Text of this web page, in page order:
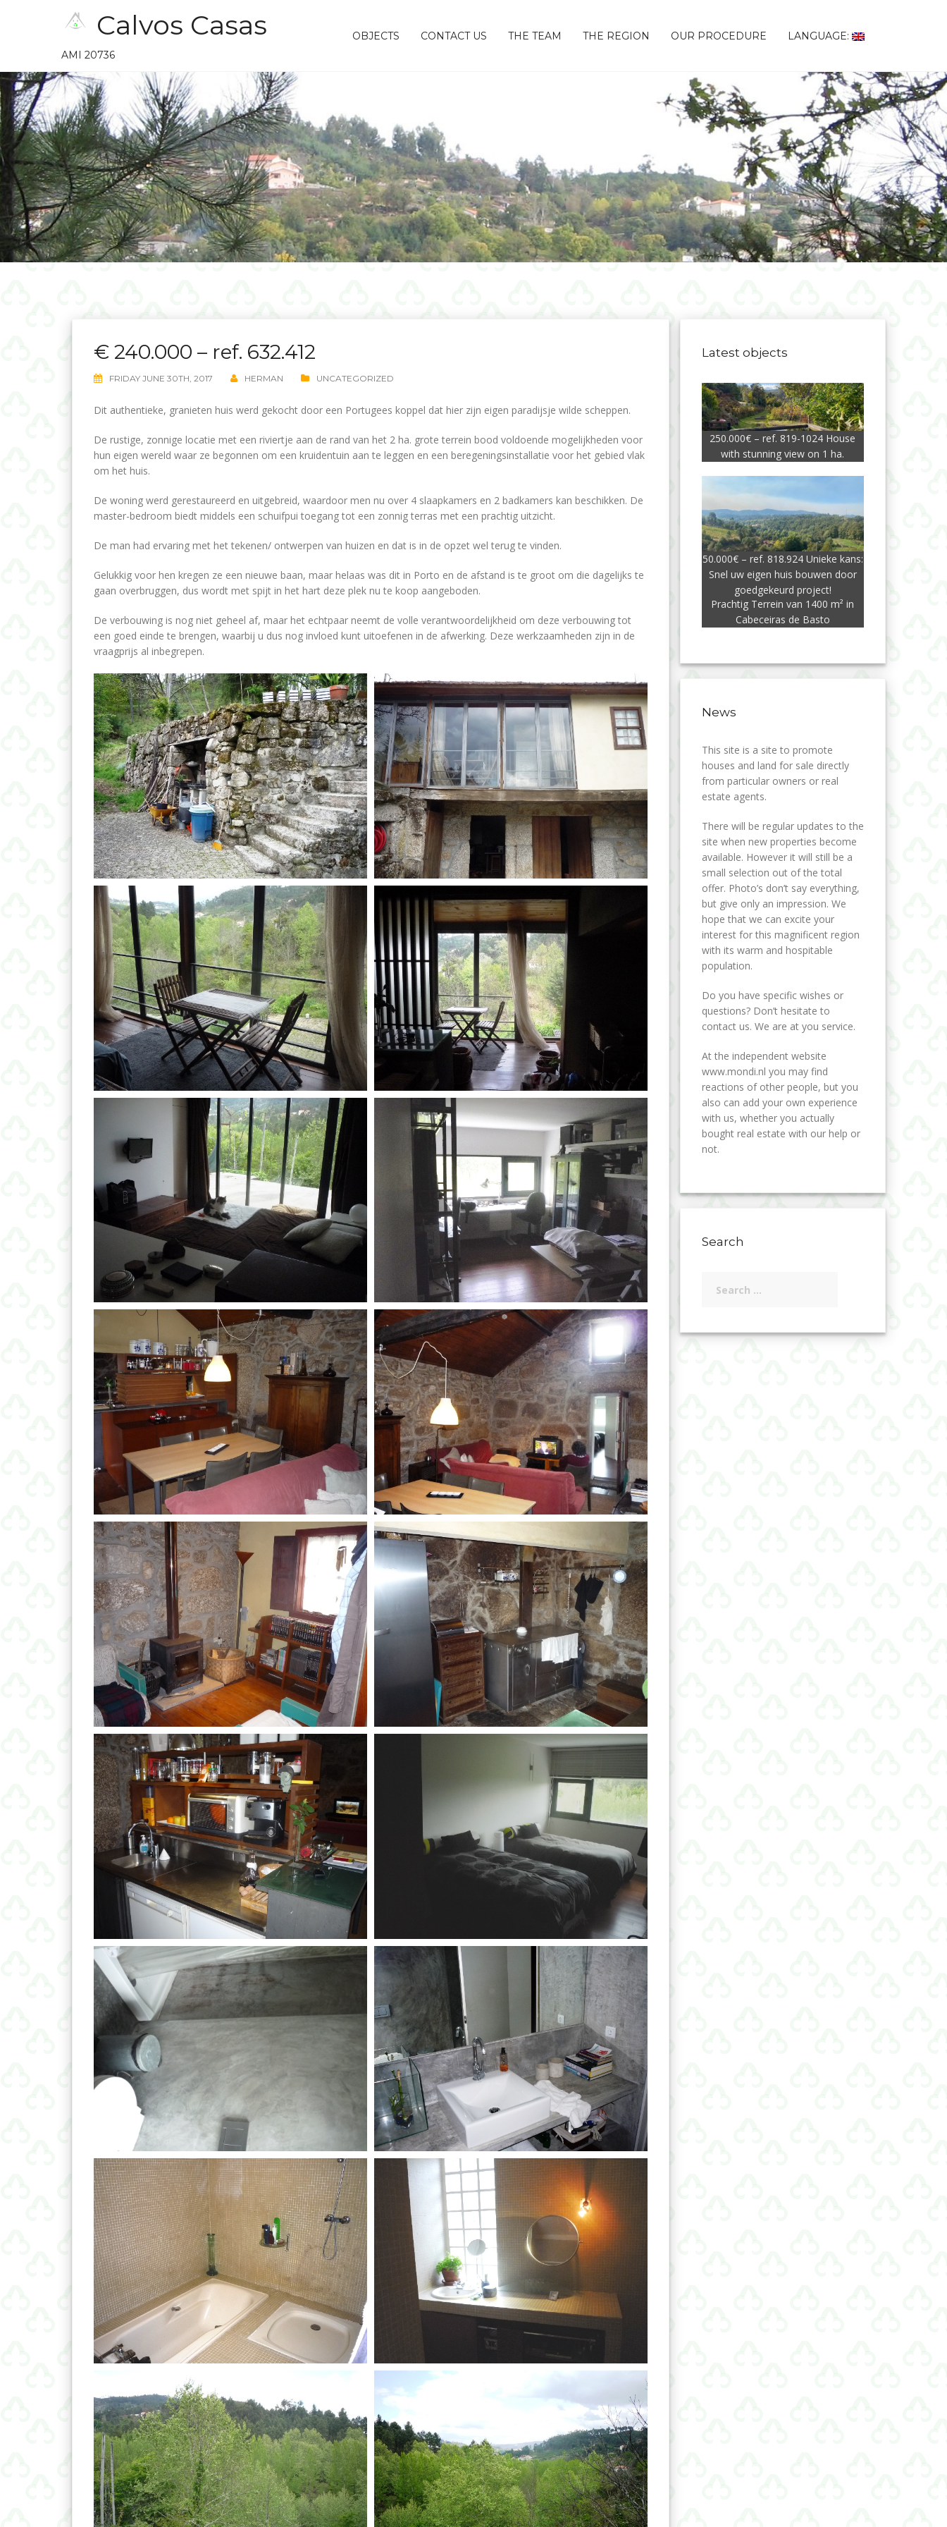
Calvos Casas
AMI 20736
OBJECTS CONTACT US THE TEAM THE REGION OUR PROCEDURE LANGUAGE:
€ 240.000 – ref. 632.412
FRIDAY JUNE 30TH, 2017 HERMAN UNCATEGORIZED
Dit authentieke, granieten huis werd gekocht door een Portugees koppel dat hier zijn eigen paradijsje wilde scheppen.
De rustige, zonnige locatie met een riviertje aan de rand van het 2 ha. grote terrein bood voldoende mogelijkheden voor
hun eigen wereld waar ze begonnen om een kruidentuin aan te leggen en een beregeningsinstallatie voor het gebied vlak
om het huis.
De woning werd gerestaureerd en uitgebreid, waardoor men nu over 4 slaapkamers en 2 badkamers kan beschikken. De
master-bedroom biedt middels een schuifpui toegang tot een zonnig terras met een prachtig uitzicht.
De man had ervaring met het tekenen/ ontwerpen van huizen en dat is in de opzet wel terug te vinden.
Gelukkig voor hen kregen ze een nieuwe baan, maar helaas was dit in Porto en de afstand is te groot om die dagelijks te
gaan overbruggen, dus wordt met spijt in het hart deze plek nu te koop aangeboden.
De verbouwing is nog niet geheel af, maar het echtpaar neemt de volle verantwoordelijkheid om deze verbouwing tot
een goed einde te brengen, waarbij u dus nog invloed kunt uitoefenen in de afwerking. Deze werkzaamheden zijn in de
vraagprijs al inbegrepen.
Latest objects
250.000€ – ref. 819-1024 House
with stunning view on 1 ha.
50.000€ – ref. 818.924 Unieke kans:
Snel uw eigen huis bouwen door
goedgekeurd project!
Prachtig Terrein van 1400 m² in
Cabeceiras de Basto
News
This site is a site to promote
houses and land for sale directly
from particular owners or real
estate agents.
There will be regular updates to the
site when new properties become
available. However it will still be a
small selection out of the total
offer. Photo’s don’t say everything,
but give only an impression. We
hope that we can excite your
interest for this magnificent region
with its warm and hospitable
population.
Do you have specific wishes or
questions? Don’t hesitate to
contact us. We are at you service.
At the independent website
www.mondi.nl you may find
reactions of other people, but you
also can add your own experience
with us, whether you actually
bought real estate with our help or
not.
Search
for: